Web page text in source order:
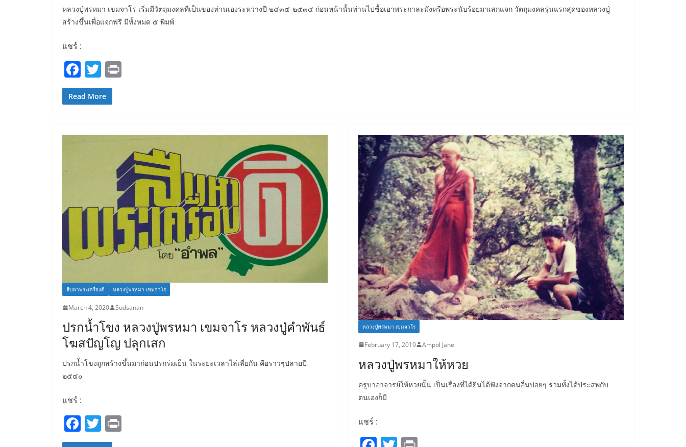
หลวงปู่พรหมา เขมจาโร เริ่มมีวัตถุมงคลที่เป็นของท่านเองระหว่างปี ๒๕๓๔-๒๕๓๕ ก่อนหน้านั้นท่านไปซื้อเอาพระกาละมังหรือพระนับร้อยมาเสกแจก วัตถุมงคลรุ่นแรกสุดของหลวงปู่
สร้างขึ้นเพื่อแจกฟรี มีทั้งหมด ๕ พิมพ์
แชร์ :
F
a
c
b
T
w
itt
Read More
สืบหาพระเครื่องดี หลวงปู่พรหมา เขมจาโร
March 4, 2020 Sudsanan
ปรกน้ำโขง หลวงปู่พรหมา เขมจาโร หลวงปู่คำพันธ์
โฆสปัญโญ ปลุกเสก
ปรกน้ำโขงถูกสร้างขึ้นมาก่อนปรกร่มเย็น ในระยะเวลาไล่เลี่ยกัน คือราวๆปลายปี
๒๕๔๐
แชร์ :
F
a
T
w
หลวงปู่พรหมา เขมจาโร
February 17, 2019 Ampol Jane
หลวงปู่พรหมาให้หวย
ครูบาอาจารย์ให้หวยนั้น เป็นเรื่องที่ได้ยินได้ฟังจากคนอื่นบ่อยๆ รวมทั้งได้ประสพกับ
ตนเองก็มี
แชร์ :